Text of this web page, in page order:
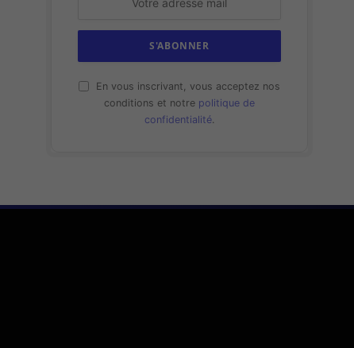
En vous inscrivant, vous acceptez nos
conditions et notre politique de
confidentialité.